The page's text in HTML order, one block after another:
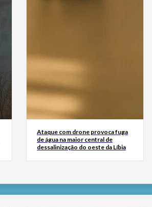
Ataque com drone provoca fuga
de água na maior central de
dessalinização do oeste da Líbia